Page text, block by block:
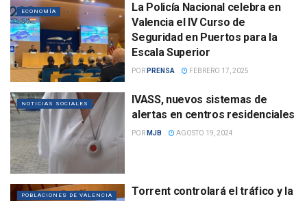
ECONOMÍA
La Policía Nacional celebra en
Valencia el IV Curso de
Seguridad en Puertos para la
Escala Superior
POR PRENSA FEBRERO 17, 2025
NOTICIAS SOCIALES
IVASS, nuevos sistemas de
alertas en centros residenciales
POR MJB AGOSTO 19, 2024
POBLACIONES DE VALENCIA
Torrent controlará el tráfico y la